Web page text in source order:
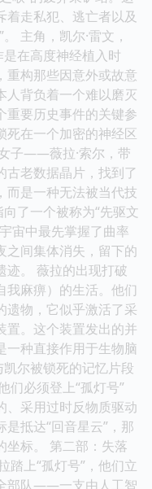
着走私犯、逃亡者以及
主角，凯尔·雷文，
是在高度神经植入时
重构那些因意外或故意
人背负着一个难以磨灭
重要历史事件的关键参
死在一个加密的神经区
子——薇拉·索尔，带
古老数据晶片，找到了
而是一种无法被当代技
了一个被称为“先驱文
宙中最先掌握了曲率
之间集体消失，留下的
迹。 薇拉的出现打破
我麻痹）的生活。他们
遗物，它似乎激活了采
置。这个装置发出的并
一种直接作用于生物脑
尔被锁死的记忆片段
们必须登上“孤灯号”
采用过时反物质驱动
抵达“回音星云”，那
坐标。 第二部：失落
踏上“孤灯号”，他们立
部队——一支由人工智